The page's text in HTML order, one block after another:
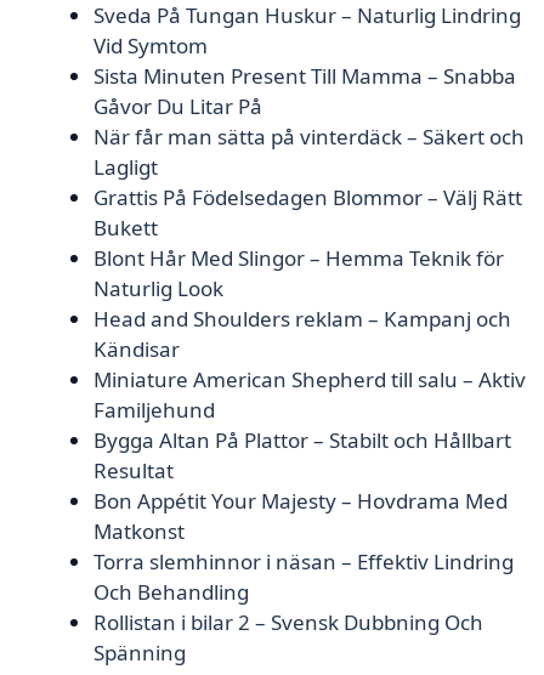
Sveda På Tungan Huskur – Naturlig Lindring
Vid Symtom
Sista Minuten Present Till Mamma – Snabba
Gåvor Du Litar På
När får man sätta på vinterdäck – Säkert och
Lagligt
Grattis På Födelsedagen Blommor – Välj Rätt
Bukett
Blont Hår Med Slingor – Hemma Teknik för
Naturlig Look
Head and Shoulders reklam – Kampanj och
Kändisar
Miniature American Shepherd till salu – Aktiv
Familjehund
Bygga Altan På Plattor – Stabilt och Hållbart
Resultat
Bon Appétit Your Majesty – Hovdrama Med
Matkonst
Torra slemhinnor i näsan – Effektiv Lindring
Och Behandling
Rollistan i bilar 2 – Svensk Dubbning Och
Spänning